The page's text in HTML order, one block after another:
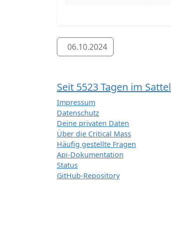
06.10.2024
Seit 5523 Tagen im Sattel
Impressum
Datenschutz
Deine privaten Daten
Über die Critical Mass
Häufig gestellte Fragen
Api-Dokumentation
Status
GitHub-Repository